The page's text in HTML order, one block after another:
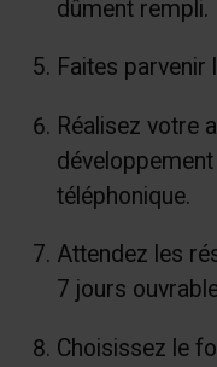
dûment rempli.
Faites
Réalisez votre
développement
téléphonique.
Attendez les
7 jours
Choisissez le